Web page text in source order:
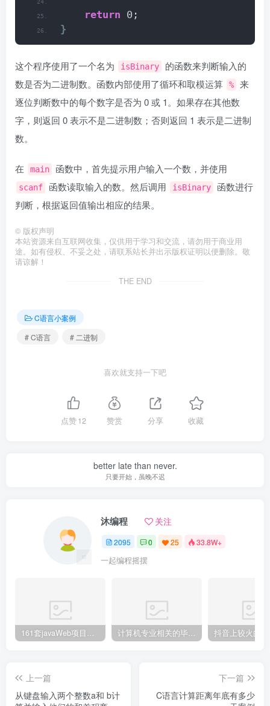
return 0;
}
这个程序使用了一个名为 isBinary
的函数来判断输入的
数是否为二进制数。函数内部使用了循环和取模运算
%
来
逐位判断数中的每个数字是否为 0 或 1。如果存在其他数
字，则返回 0 表示不是二进制数；否则返回 1 表示是二进制
数。
在 main 函数中，首先提示用户输入一个数，并使用
scanf 函数读取输入的数。然后调用 isBinary
函数进行
判断，根据返回值输出相应的结果。
© 版权声明
本站资源来自互联网收集，仅供用于学习和交流，请勿用于商业用
途。如有侵权、不妥之处，请联系站长并出示版权证明以便删除。敬
请谅解！
THE END
C语言小案例
# C语言
# 二进制
喜欢就支持一下吧
点赞12 赞赏 分享 收藏
better late than never.
只要开始，虽晚不迟
沐编程 关注
2095 0 25 33.8W+
一起编程摇摆
161套javaWeb项目源码免费分享 计算机专业相关的毕业设计论文合集免费下载
上一篇
从键盘输入两个整数a和 b计
下一篇
C语言计算距离年底有多少